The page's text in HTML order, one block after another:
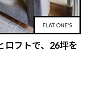
FLAT ONE'S
ロフトで、26坪を